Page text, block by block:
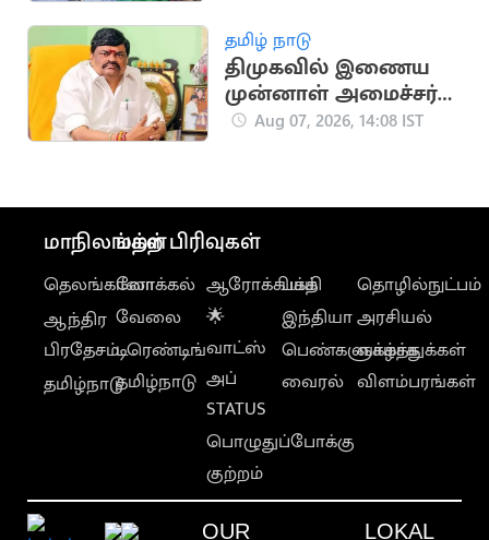
தமிழ் நாடு
திமுகவில் இணைய
முன்னாள் அமைச்சர்
ராஜேந்திர பாலாஜிக்கு
Aug 07, 2026, 14:08 IST
மாநிலங்கள்
தெலங்கானா
ஆந்திர
பிரதேசம்
தமிழ்நாடு
மற்ற பிரிவுகள்
லோக்கல்
வேலை
டிரெண்டிங்
தமிழ்நாடு
ஆரோக்கியம்
🌟
வாட்ஸ்
அப்
STATUS
பொழுதுப்போக்கு
குற்றம்
பக்தி
இந்தியா
பெண்களுக்காக
வைரல்
தொழில்நுட்பம்
அரசியல்
வாழ்த்துக்கள்
விளம்பரங்கள்
OUR LOKAL